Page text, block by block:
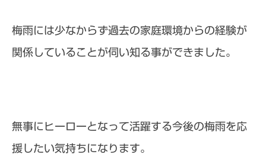
梅雨には少なからず過去の家庭環境からの経験が
関係していることが伺い知る事ができました。
無事にヒーローとなって活躍する今後の梅雨を応
援したい気持ちになります。